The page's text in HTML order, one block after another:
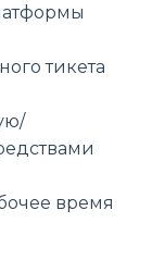
тикета
время